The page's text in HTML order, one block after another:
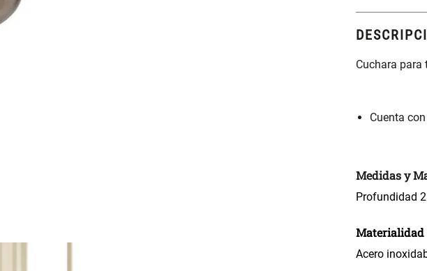
Cuchara para
Cuenta
Medidas y
Profundidad
Materialidad
Acero